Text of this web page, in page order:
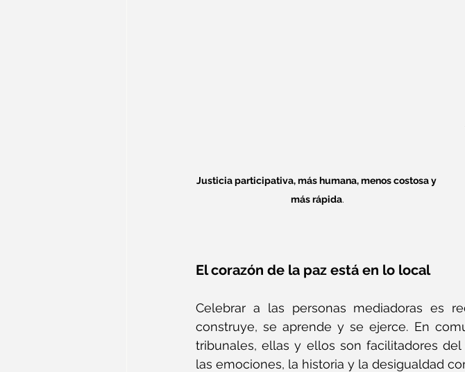
Justicia participativa, más humana, menos costosa y
más rápida.
El corazón de la paz está en lo local
Celebrar a las personas mediadoras es
construye, se aprende y se ejerce. En
tribunales, ellas y ellos son facilitadores
las emociones, la historia y la desigualdad